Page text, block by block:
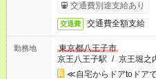
交通費別途支給あり
交通費 交通費全額支給
勤務地
東京都八王子市
京王八王子駅 / 京王堀之
≪自宅からドアtoドア